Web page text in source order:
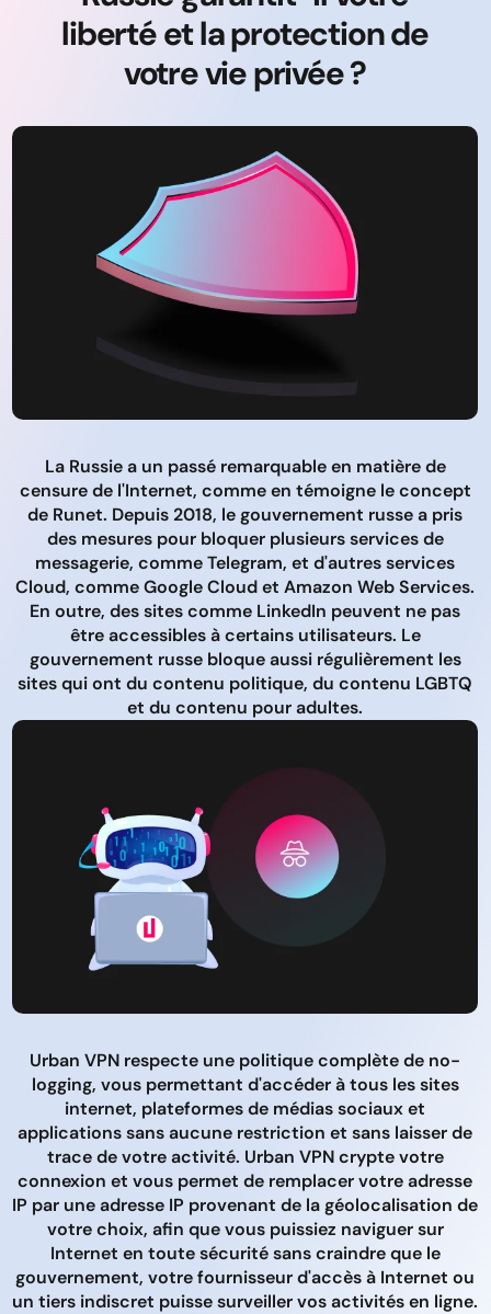
liberté et la protection de
votre vie privée ?
La Russie a un passé remarquable en matière de
censure de l'Internet, comme en témoigne le concept
de Runet. Depuis 2018, le gouvernement russe a pris
des mesures pour bloquer plusieurs services de
messagerie, comme Telegram, et d'autres services
Cloud, comme Google Cloud et Amazon Web Services.
En outre, des sites comme LinkedIn peuvent ne pas
être accessibles à certains utilisateurs. Le
gouvernement russe bloque aussi régulièrement les
sites qui ont du contenu politique, du contenu LGBTQ
et du contenu pour adultes.
Urban VPN respecte une politique complète de no-
logging, vous permettant d'accéder à tous les sites
internet, plateformes de médias sociaux et
applications sans aucune restriction et sans laisser de
trace de votre activité. Urban VPN crypte votre
connexion et vous permet de remplacer votre adresse
IP par une adresse IP provenant de la géolocalisation de
votre choix, afin que vous puissiez naviguer sur
Internet en toute sécurité sans craindre que le
gouvernement, votre fournisseur d'accès à Internet ou
un tiers indiscret puisse surveiller vos activités en ligne.